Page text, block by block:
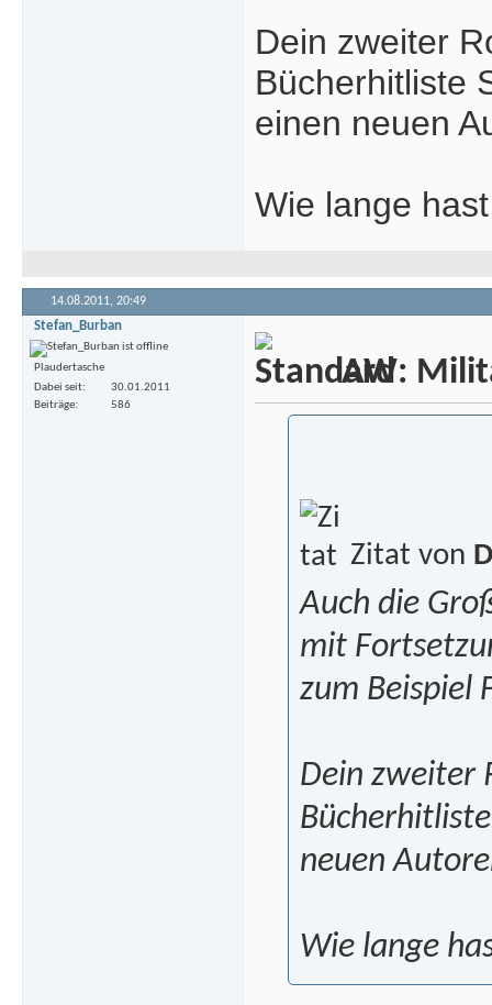
Dein zweiter
Bücherhitliste
einen neuen
Wie lange
14.08.2011, 20:49
Stefan_Burban
Plaudertasche
Dabei seit
30.01.2011
Beiträge
586
AW:
Zitat von
Auch die
mit
zum
Dein zweiter
neuen
Wie lange